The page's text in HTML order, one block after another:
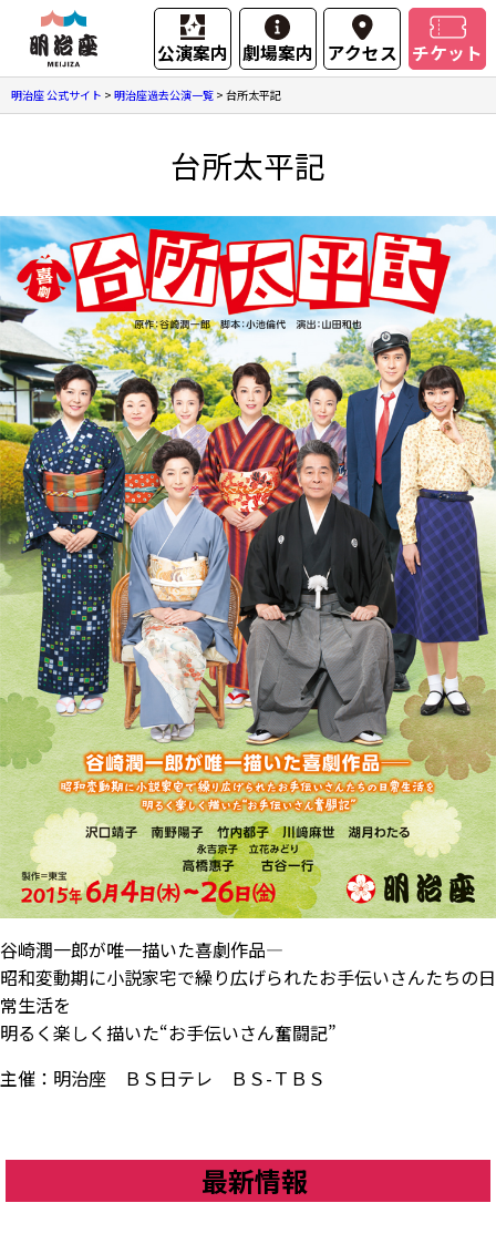
公演案内 劇場案内 アクセス チケット
明治座 公式サイト > 明治座過去公演一覧 > 台所太平記
台所太平記
谷崎潤一郎が唯一描いた喜劇作品―
昭和変動期に小説家宅で繰り広げられたお手伝いさんたちの日
常生活を
明るく楽しく描いた“お手伝いさん奮闘記”
主催：明治座 ＢＳ日テレ ＢＳ-ＴＢＳ
最新情報